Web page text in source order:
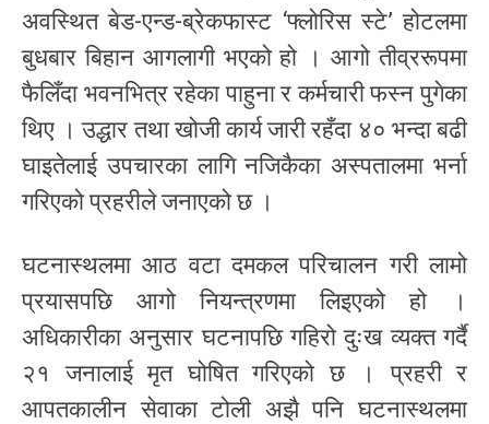
अवस्थित बेड-एन्ड-ब्रेकफास्ट ‘फ्लोरिस स्टे’ होटलमा
बुधबार बिहान आगलागी भएको हो । आगो तीव्ररूपमा
फैलिँदा भवनभित्र रहेका पाहुना र कर्मचारी फस्न पुगेका
थिए । उद्धार तथा खोजी कार्य जारी रहँदा ४० भन्दा बढी
घाइतेलाई उपचारका लागि नजिकैका अस्पतालमा भर्ना
गरिएको प्रहरीले जनाएको छ ।
घटनास्थलमा आठ वटा दमकल परिचालन गरी लामो
प्रयासपछि आगो नियन्त्रणमा लिइएको हो ।
अधिकारीका अनुसार घटनापछि गहिरो दुःख व्यक्त गर्दै
२१ जनालाई मृत घोषित गरिएको छ । प्रहरी र
आपतकालीन सेवाका टोली अझै पनि घटनास्थलमा